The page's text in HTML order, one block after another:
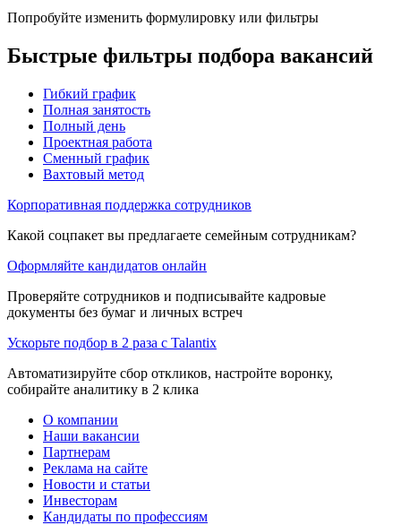
Попробуйте изменить формулировку или фильтры
Быстрые фильтры подбора вакансий
Гибкий график
Полная занятость
Полный день
Проектная работа
Сменный график
Вахтовый метод
Корпоративная поддержка сотрудников
Какой соцпакет вы предлагаете семейным сотрудникам?
Оформляйте кандидатов онлайн
Проверяйте сотрудников и подписывайте кадровые
документы без бумаг и личных встреч
Ускорьте подбор в 2 раза с Talantix
Автоматизируйте сбор откликов, настройте воронку,
собирайте аналитику в 2 клика
О компании
Наши вакансии
Партнерам
Реклама на сайте
Новости и статьи
Инвесторам
Кандидаты по профессиям